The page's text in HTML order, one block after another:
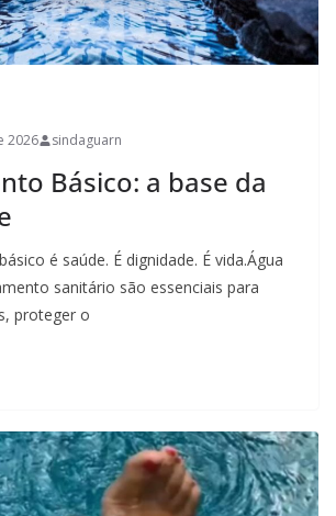
2026 sindaguarn
Básico: a base da
é saúde. É dignidade. É vida.Água
sanitário são essenciais para
proteger o